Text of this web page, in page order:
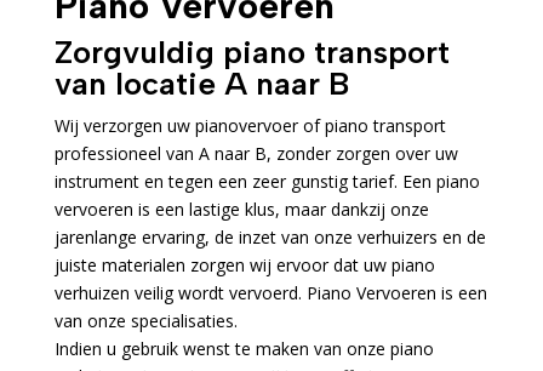
Zorgvuldig piano transport
van locatie A naar B
Wij verzorgen uw pianovervoer of piano transport
professioneel van A naar B, zonder zorgen over uw
instrument en tegen een zeer gunstig tarief. Een piano
vervoeren is een lastige klus, maar dankzij onze
jarenlange ervaring, de inzet van onze verhuizers en de
juiste materialen zorgen wij ervoor dat uw piano
verhuizen veilig wordt vervoerd. Piano Vervoeren is een
van onze specialisaties.
Indien u gebruik wenst te maken van onze piano